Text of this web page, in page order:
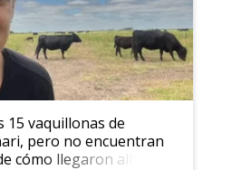
15 vaquillonas de
pero no encuentran
cómo llegaron allí